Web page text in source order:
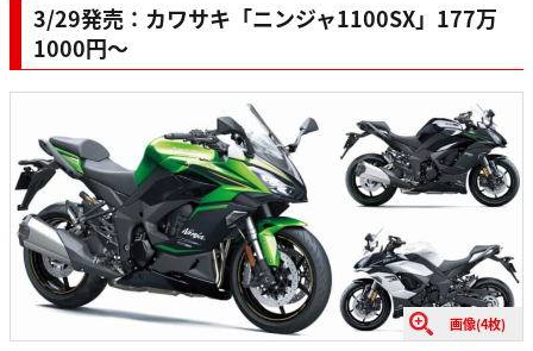
3/29発売：カワサキ「ニンジャ1100SX」177万
1000円～
画像(4枚)